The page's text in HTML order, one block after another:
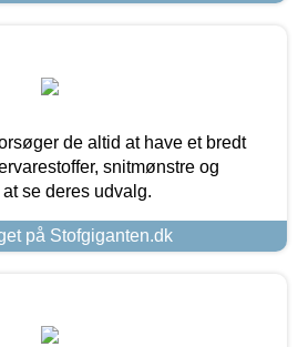
de altid at have et bredt
snitmønstre og
se deres udvalg.
på Stofgiganten.dk